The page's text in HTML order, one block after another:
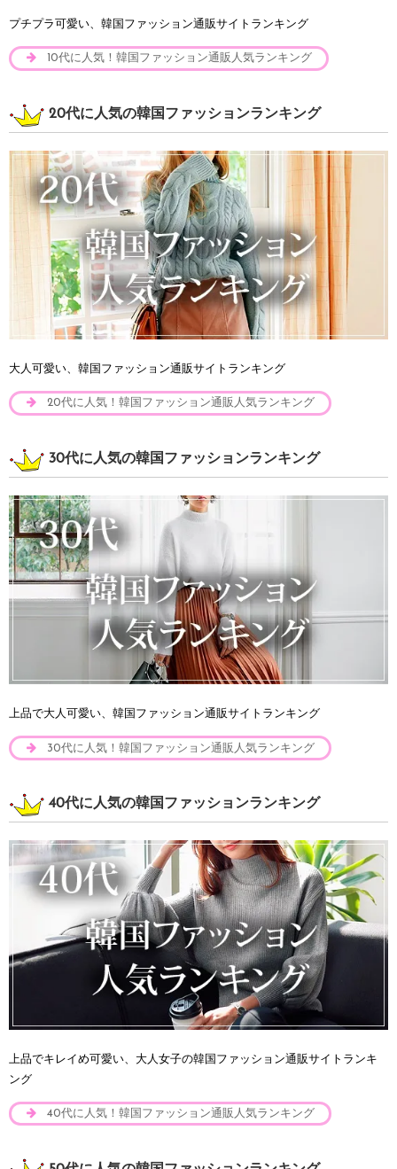
プチプラ可愛い、韓国ファッション通販サイトランキング
10代に人気！韓国ファッション通販人気ランキング
20代に人気の韓国ファッションランキング
大人可愛い、韓国ファッション通販サイトランキング
20代に人気！韓国ファッション通販人気ランキング
30代に人気の韓国ファッションランキング
上品で大人可愛い、韓国ファッション通販サイトランキング
30代に人気！韓国ファッション通販人気ランキング
40代に人気の韓国ファッションランキング
上品でキレイめ可愛い、大人女子の韓国ファッション通販サイトランキ
ング
40代に人気！韓国ファッション通販人気ランキング